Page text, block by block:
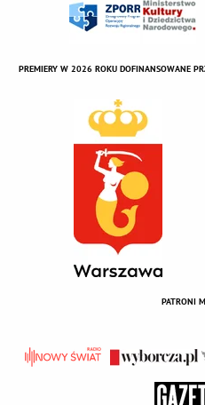
PREMIERY W 2026 ROKU DOFINANSOWANE
PATRONI